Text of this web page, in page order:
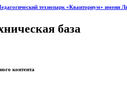
технопарк «Кванториум» имени
база
контента